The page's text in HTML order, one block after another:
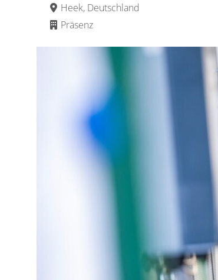
Heek, Deutschland
Präsenz